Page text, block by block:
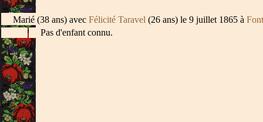
Marié (38 ans) avec Félicité Taravel (26 ans) le 9 juillet 1865 à
Pas d'enfant connu.